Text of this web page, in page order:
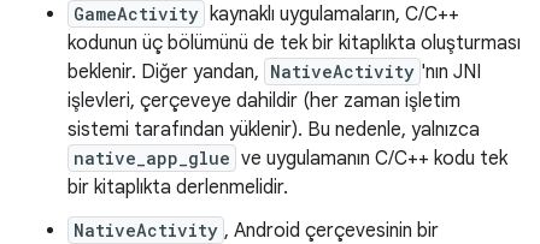
GameActivity kaynaklı uygulamaların, C/C++
kodunun üç bölümünü de tek bir kitaplıkta oluşturması
beklenir. Diğer yandan, NativeActivity 'nın JNI
işlevleri, çerçeveye dahildir (her zaman işletim
sistemi tarafından yüklenir). Bu nedenle, yalnızca
native_app_glue ve uygulamanın C/C++ kodu tek
bir kitaplıkta derlenmelidir.
NativeActivity , Android çerçevesinin bir